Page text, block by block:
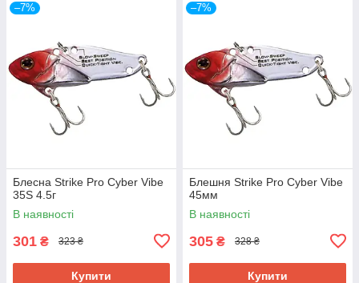
–7%
Блесна Strike Pro Cyber Vibe
35S 4.5г
В наявності
301 ₴ 323 ₴
Купити
–7%
Блешня Strike Pro Cyber Vibe
45мм
В наявності
305 ₴ 328 ₴
Купити